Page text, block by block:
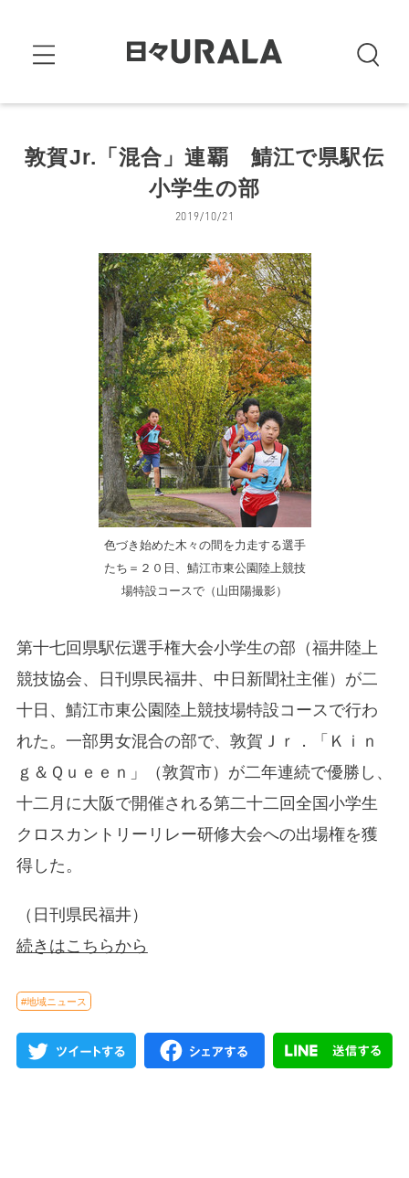
敦賀Jr.「混合」連覇 鯖江で県駅伝
小学生の部
2019/10/21
色づき始めた木々の間を力走する選手
たち＝２０日、鯖江市東公園陸上競技
場特設コースで（山田陽撮影）
第十七回県駅伝選手権大会小学生の部（福井陸上
競技協会、日刊県民福井、中日新聞社主催）が二
十日、鯖江市東公園陸上競技場特設コースで行わ
れた。一部男女混合の部で、敦賀Ｊｒ．「Ｋｉｎ
ｇ＆Ｑｕｅｅｎ」（敦賀市）が二年連続で優勝し、
十二月に大阪で開催される第二十二回全国小学生
クロスカントリーリレー研修大会への出場権を獲
得した。
（日刊県民福井）
続きはこちらから
#地域ニュース